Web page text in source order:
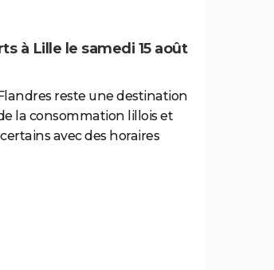
à Lille le samedi 15 août
reste une destination
la consommation lillois et
avec des horaires